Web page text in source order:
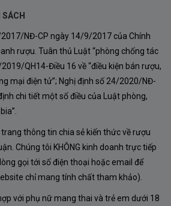
Meursault Premier Cru Les
của sự tinh tế trong nghệ thuật
Burgundy. Ngay từ khi rót ra ly,
với sắcvàng ánh kim rực rỡ,
trọng, quý phái và đầy thu hút
ở những chai vang được ủ kỹ
vang này là một bản giao hưởng
NĐ-CP ngày 14/9/2017 của Chính
rượu. Tuân thủ Luật “phòng chống tác
QH14-Điều 16 về “điều kiện bán rượu,
mại điện tử”; Nghị định số 24/2020/NĐ-
chi tiết một số điều của Luật phòng,
thông tin chia sẻ kiến thức về rượu
Chúng tôi KHÔNG kinh doanh trực tiếp
gọi tới số điện thoại hoặc email để
chỉ mang tính chất tham khảo).
với phụ nữ mang thai và trẻ em dưới 18